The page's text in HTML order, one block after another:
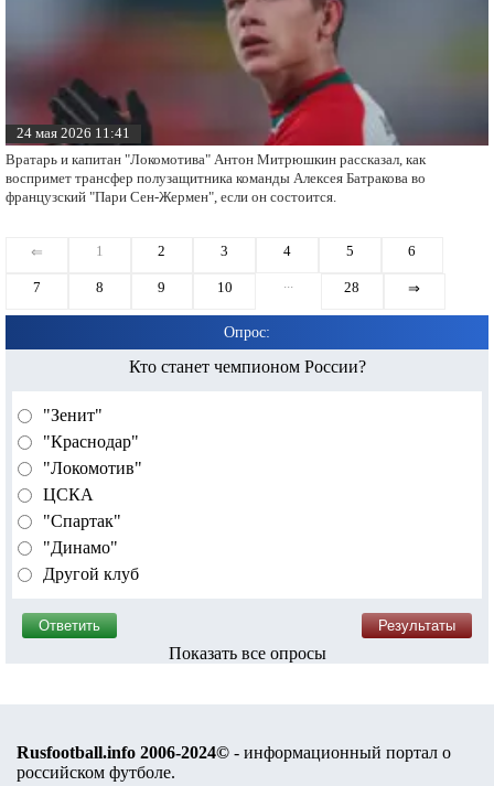
24 мая 2026 11:41
Вратарь и капитан "Локомотива" Антон Митрюшкин рассказал, как
воспримет трансфер полузащитника команды Алексея Батракова во
французский "Пари Сен-Жермен", если он состоится.
⇐ 1 2 3 4 5 6
7 8 9 10 ... 28 ⇒
Опрос:
Кто станет чемпионом России?
"Зенит"
"Краснодар"
"Локомотив"
ЦСКА
"Спартак"
"Динамо"
Другой клуб
Показать все опросы
Rusfootball.info 2006-2024© - информационный портал о
российском футболе.